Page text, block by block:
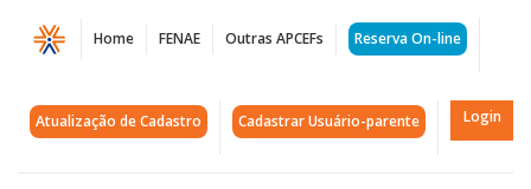
Página
Novos
guarda-
Home FENAE Outras APCEFs Reserva On-line
Atualização de Cadastro Cadastrar Usuário-parente Login